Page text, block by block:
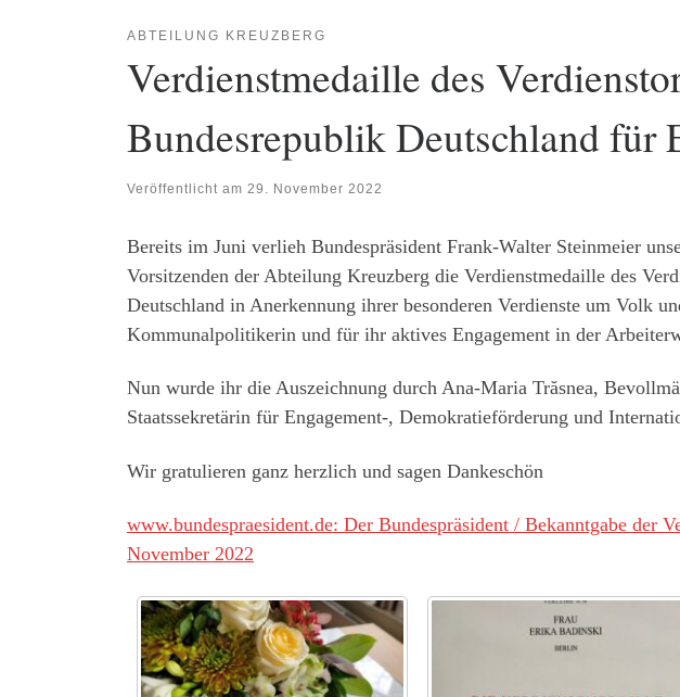
ABTEILUNG KREUZBERG
Verdienstmedaille des
Bundesrepublik Deutschland für
Veröffentlicht am 29. November 2022
Bereits im Juni verlieh Bundespräsident Frank-Walter Steinmeier
Vorsitzenden der Abteilung Kreuzberg die Verdienstmedaille des
Deutschland in Anerkennung ihrer besonderen Verdienste um Volk
Kommunalpolitikerin und für ihr aktives Engagement in der
Nun wurde ihr die Auszeichnung durch Ana-Maria Trăsnea,
Staatssekretärin für Engagement-, Demokratieförderung und
Wir gratulieren ganz herzlich und sagen Dankeschön
www.bundespraesident.de: Der Bundespräsident / Bekanntgabe der
November 2022